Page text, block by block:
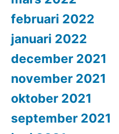
februari 2022
januari 2022
december 2021
november 2021
oktober 2021
september 2021